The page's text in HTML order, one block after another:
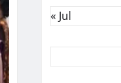
« Jul